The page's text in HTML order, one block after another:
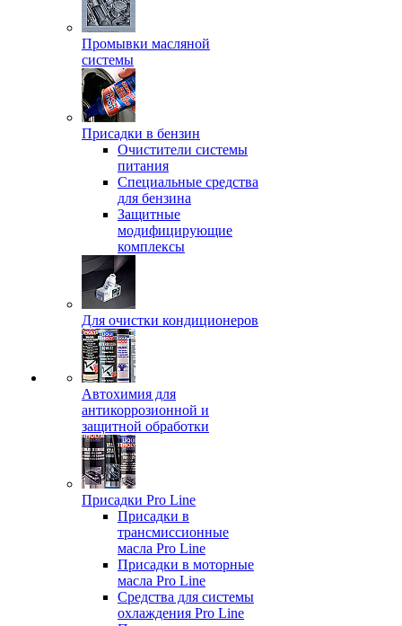
Промывки масляной
системы
Присадки в бензин
Очистители системы
питания
Специальные срeдства
для бензина
Защитные
модифицирующие
комплексы
Для очистки кондиционеров
Автохимия для
антикоррозионной и
защитной обработки
Присадки Pro Line
Присадки в
трансмиссионные
масла Pro Line
Присадки в моторные
масла Pro Line
Средства для системы
охлаждения Pro Line